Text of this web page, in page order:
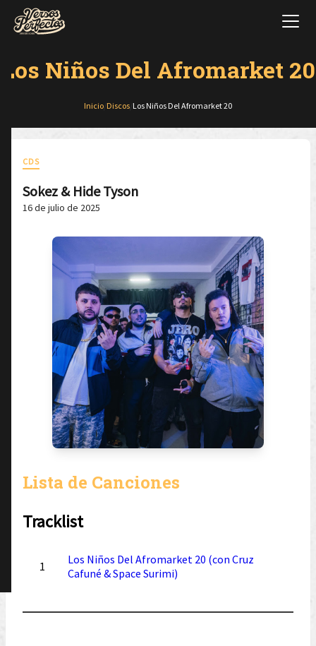
Los Niños Del Afromarket 20
Inicio Discos Los Niños Del Afromarket 20
CDS
Sokez & Hide Tyson
16 de julio de 2025
Lista de Canciones
Tracklist
1
Los Niños Del Afromarket 20 (con Cruz
Cafuné & Space Surimi)